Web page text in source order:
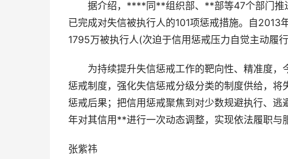
据介绍，****同**组织部、**部等47个部门推进
已完成对失信被执行人的101项惩戒措施。自
1795万被执行人(次迫于信用惩戒压力自觉主动履
为持续提升失信惩戒工作的靶向性、精准度，
惩戒制度，强化失信惩戒分级分类的制度供给，
惩戒后果；把信用惩戒聚焦到对少数规避执行、
年对其信用**进行一次动态调整，实现依法履职与
张紫祎